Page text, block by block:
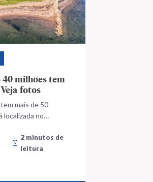
milhões tem
fotos
mais de 50
localizada no
2 minutos de
leitura